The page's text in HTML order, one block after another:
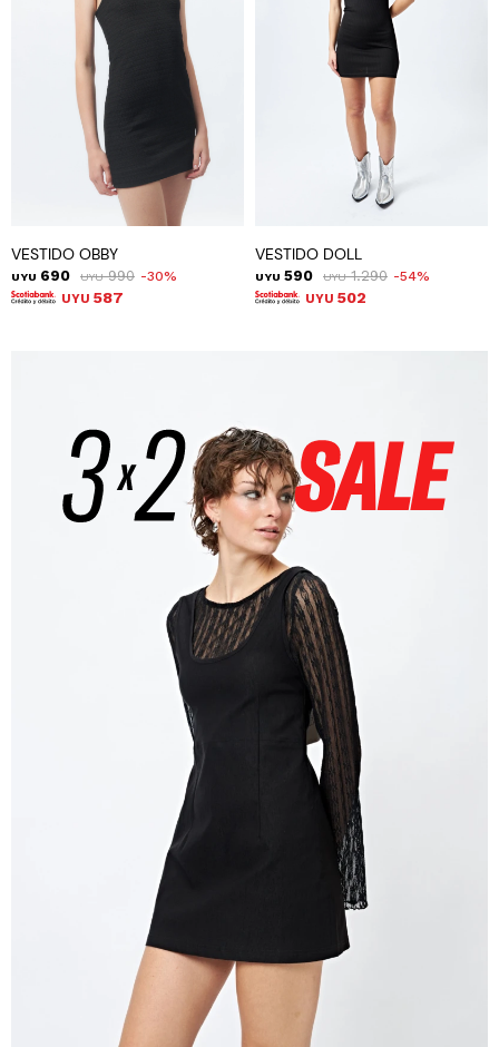
VESTIDO OBBY
UYU 690 UYU 990 30
UYU 587
VESTIDO DOLL
UYU 590 UYU 1.290 54
UYU 502